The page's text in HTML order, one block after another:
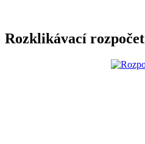
Rozklikávací rozpočet